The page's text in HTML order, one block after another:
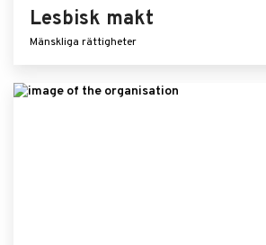
Lesbisk makt
Mänskliga rättigheter